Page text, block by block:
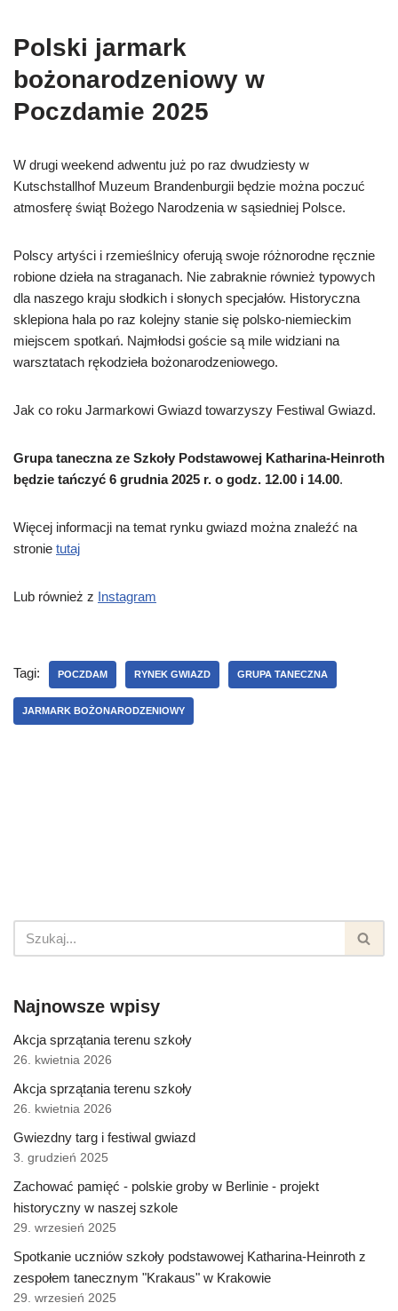
Polski jarmark
bożonarodzeniowy w
Poczdamie 2025
W drugi weekend adwentu już po raz dwudziesty w
Kutschstallhof Muzeum Brandenburgii będzie można poczuć
atmosferę świąt Bożego Narodzenia w sąsiedniej Polsce.
Polscy artyści i rzemieślnicy oferują swoje różnorodne ręcznie
robione dzieła na straganach. Nie zabraknie również typowych
dla naszego kraju słodkich i słonych specjałów. Historyczna
sklepiona hala po raz kolejny stanie się polsko-niemieckim
miejscem spotkań. Najmłodsi goście są mile widziani na
warsztatach rękodzieła bożonarodzeniowego.
Jak co roku Jarmarkowi Gwiazd towarzyszy Festiwal Gwiazd.
Grupa taneczna ze Szkoły Podstawowej Katharina-Heinroth
będzie tańczyć 6 grudnia 2025 r. o godz. 12.00 i 14.00.
Więcej informacji na temat rynku gwiazd można znaleźć na
stronie tutaj
Lub również z Instagram
Tagi: POCZDAM RYNEK GWIAZD GRUPA TANECZNA
JARMARK BOŻONARODZENIOWY
Najnowsze wpisy
Akcja sprzątania terenu szkoły
26. kwietnia 2026
Akcja sprzątania terenu szkoły
26. kwietnia 2026
Gwiezdny targ i festiwal gwiazd
3. grudzień 2025
Zachować pamięć - polskie groby w Berlinie - projekt
historyczny w naszej szkole
29. wrzesień 2025
Spotkanie uczniów szkoły podstawowej Katharina-Heinroth z
zespołem tanecznym "Krakaus" w Krakowie
29. wrzesień 2025